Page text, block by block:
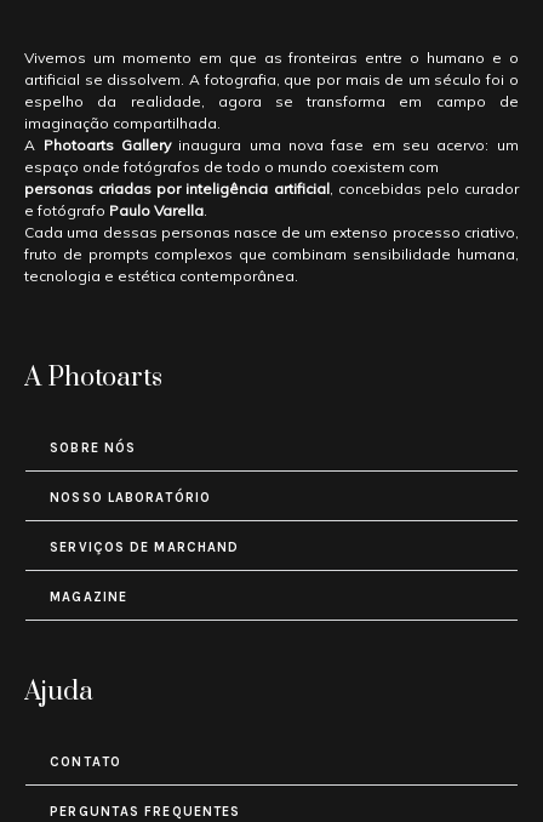
Vivemos um momento em que as fronteiras entre o humano e o
artificial se dissolvem. A fotografia, que por mais de um século foi o
espelho da realidade, agora se transforma em campo de
imaginação compartilhada.
A Photoarts Galleryinaugura uma nova fase em seu acervo: um
espaço onde fotógrafos de todo o mundo coexistem com
personas criadas por inteligência artificial, concebidas pelo curador
e fotógrafo Paulo Varella.
Cada uma dessas personas nasce de um extenso processo criativo,
fruto de prompts complexos que combinam sensibilidade humana,
tecnologia e estética contemporânea.
A Photoarts
SOBRE NÓS
NOSSO LABORATÓRIO
SERVIÇOS DE MARCHAND
MAGAZINE
Ajuda
CONTATO
PERGUNTAS FREQUENTES